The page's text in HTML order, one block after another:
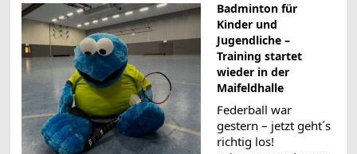
Badminton für
Kinder und
Jugendliche –
Training startet
wieder in der
Maifeldhalle
Federball war
gestern – jetzt geht´s
richtig los!